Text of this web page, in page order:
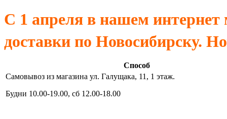
С 1 апреля в нашем интернет
доставки по Новосибирску.
Способ
Самовывоз из магазина ул. Галущака, 11, 1 этаж.
Будни 10.00-19.00, сб 12.00-18.00